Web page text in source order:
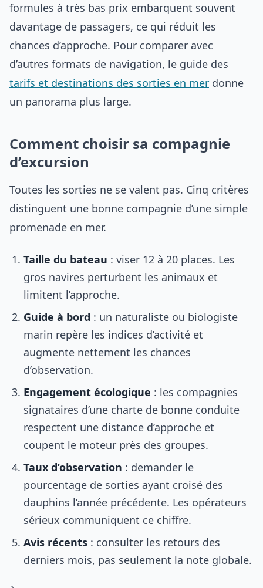
formules à très bas prix embarquent souvent
davantage de passagers, ce qui réduit les
chances d’approche. Pour comparer avec
d’autres formats de navigation, le guide des
tarifs et destinations des sorties en mer donne
un panorama plus large.
Comment choisir sa compagnie
d’excursion
Toutes les sorties ne se valent pas. Cinq critères
distinguent une bonne compagnie d’une simple
promenade en mer.
Taille du bateau : viser 12 à 20 places. Les
gros navires perturbent les animaux et
limitent l’approche.
Guide à bord : un naturaliste ou biologiste
marin repère les indices d’activité et
augmente nettement les chances
d’observation.
Engagement écologique : les compagnies
signataires d’une charte de bonne conduite
respectent une distance d’approche et
coupent le moteur près des groupes.
Taux d’observation : demander le
pourcentage de sorties ayant croisé des
dauphins l’année précédente. Les opérateurs
sérieux communiquent ce chiffre.
Avis récents : consulter les retours des
derniers mois, pas seulement la note globale.